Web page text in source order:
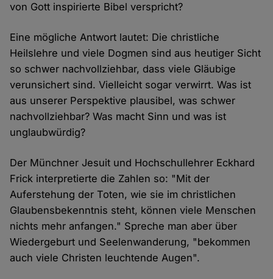
von Gott inspirierte Bibel verspricht?
Eine mögliche Antwort lautet: Die christliche
Heilslehre und viele Dogmen sind aus heutiger Sicht
so schwer nachvollziehbar, dass viele Gläubige
verunsichert sind. Vielleicht sogar verwirrt. Was ist
aus unserer Perspektive plausibel, was schwer
nachvollziehbar? Was macht Sinn und was ist
unglaubwürdig?
Der Münchner Jesuit und Hochschullehrer Eckhard
Frick interpretierte die Zahlen so: "Mit der
Auferstehung der Toten, wie sie im christlichen
Glaubensbekenntnis steht, können viele Menschen
nichts mehr anfangen." Spreche man aber über
Wiedergeburt und Seelenwanderung, "bekommen
auch viele Christen leuchtende Augen".